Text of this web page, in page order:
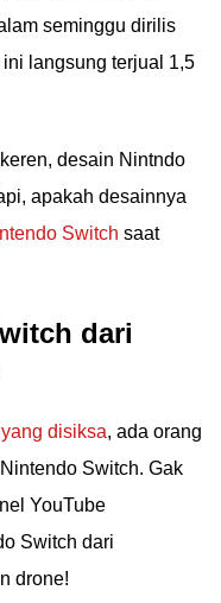
seminggu dirilis
ini langsung terjual 1,5
desain Nintndo
apakah desainnya
Switch saat
dari
disiksa, ada orang
Switch. Gak
YouTube
Switch dari
drone!